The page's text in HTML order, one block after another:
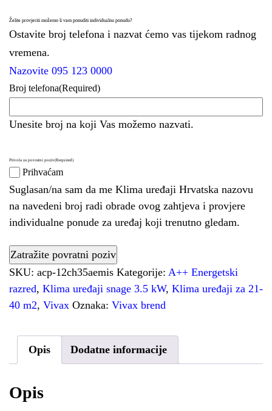
Želite provjeriti možemo li vam ponuditi individualnu ponudu?
Ostavite broj telefona i nazvat ćemo vas tijekom radnog
vremena.
Nazovite 095 123 0000
Broj telefona(Required)
Unesite broj na koji Vas možemo nazvati.
Privola za povratni poziv(Required)
Prihvaćam
Suglasan/na sam da me Klima uređaji Hrvatska nazovu
na navedeni broj radi obrade ovog zahtjeva i provjere
individualne ponude za uređaj koji trenutno gledam.
SKU: acp-12ch35aemis Kategorije: A++ Energetski
razred, Klima uređaji snage 3.5 kW, Klima uređaji za 21-
40 m2, Vivax Oznaka: Vivax brend
Opis Dodatne informacije
Opis